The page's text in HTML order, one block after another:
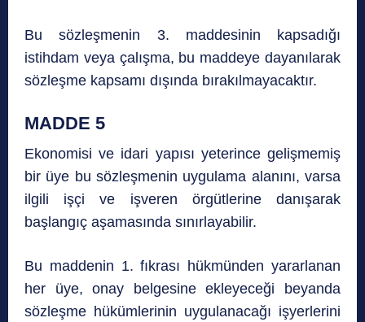
Bu sözleşmenin 3. maddesinin kapsadığı
istihdam veya çalışma, bu maddeye dayanılarak
sözleşme kapsamı dışında bırakılmayacaktır.
MADDE 5
Ekonomisi ve idari yapısı yeterince gelişmemiş
bir üye bu sözleşmenin uygulama alanını, varsa
ilgili işçi ve işveren örgütlerine danışarak
başlangıç aşamasında sınırlayabilir.
Bu maddenin 1. fıkrası hükmünden yararlanan
her üye, onay belgesine ekleyeceği beyanda
sözleşme hükümlerinin uygulanacağı işyerlerini